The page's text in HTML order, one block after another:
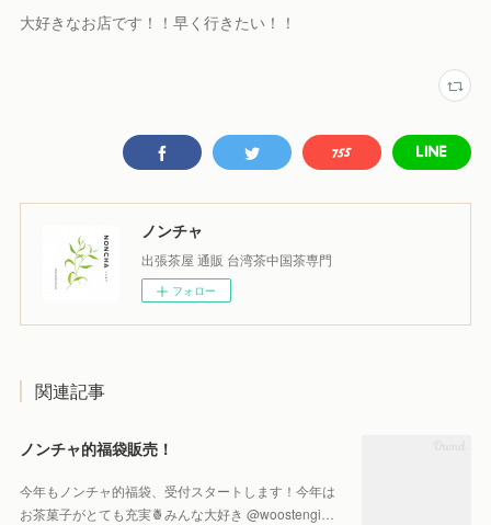
大好きなお店です！！早く行きたい！！
ノンチャ
出張茶屋 通販 台湾茶中国茶専門
フォロー
関連記事
ノンチャ的福袋販売！
今年もノンチャ的福袋、受付スタートします！今年は
お茶菓子がとても充実🍍みんな大好き @woostengi…